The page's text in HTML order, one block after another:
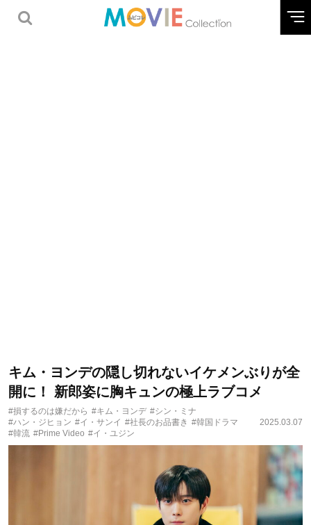
キム・ヨンデの隠し切れないイケメンぶりが全
開に！ 新郎姿に胸キュンの極上ラブコメ
#損するのは嫌だから #キム・ヨンデ #シン・ミナ
#ハン・ジヒョン #イ・サンイ #社長のお品書き #韓国ドラマ
#韓流 #Prime Video #イ・ユジン
2025.03.07